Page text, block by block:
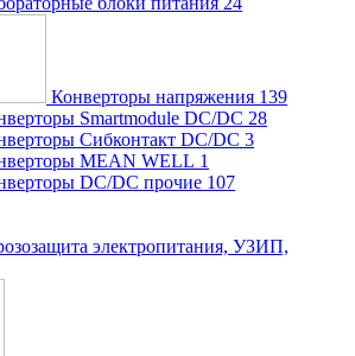
Конверторы напряжения 139
Smartmodule DC/DC 28
Сибконтакт DC/DC 3
MEAN WELL 1
DC/DC прочие 107
электропитания, УЗИП,